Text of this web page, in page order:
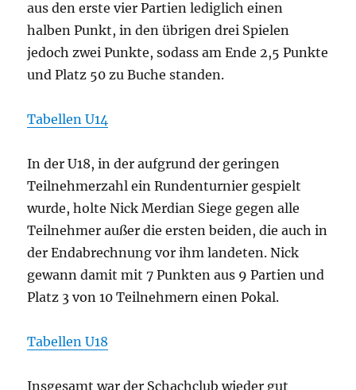
aus den erste vier Partien lediglich einen
halben Punkt, in den übrigen drei Spielen
jedoch zwei Punkte, sodass am Ende 2,5 Punkte
und Platz 50 zu Buche standen.
Tabellen U14
In der U18, in der aufgrund der geringen
Teilnehmerzahl ein Rundenturnier gespielt
wurde, holte Nick Merdian Siege gegen alle
Teilnehmer außer die ersten beiden, die auch in
der Endabrechnung vor ihm landeten. Nick
gewann damit mit 7 Punkten aus 9 Partien und
Platz 3 von 10 Teilnehmern einen Pokal.
Tabellen U18
Insgesamt war der Schachclub wieder gut